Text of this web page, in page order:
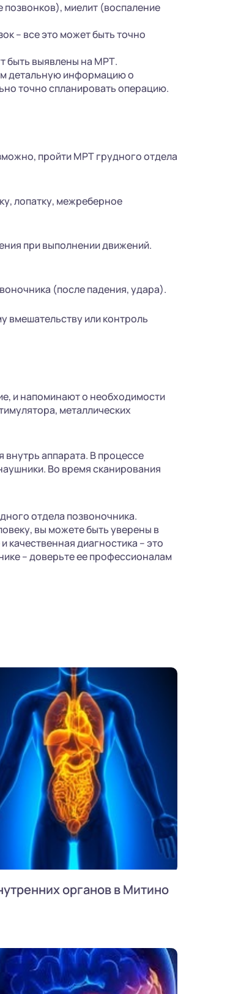
миелит (воспаление
– все это может быть точно
быть выявлены на МРТ.
детальную информацию о
точно спланировать операцию.
пройти МРТ грудного отдела
лопатку, межреберное
при выполнении движений.
(после падения, удара).
вмешательству или контроль
и напоминают о необходимости
металлических
аппарата. В процессе
Во время сканирования
отдела позвоночника.
вы можете быть уверены в
диагностика – это
– доверьте ее профессионалам
органов в Митино